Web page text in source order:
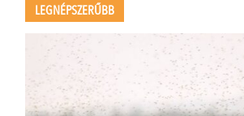
LEGNÉPSZERŰBB